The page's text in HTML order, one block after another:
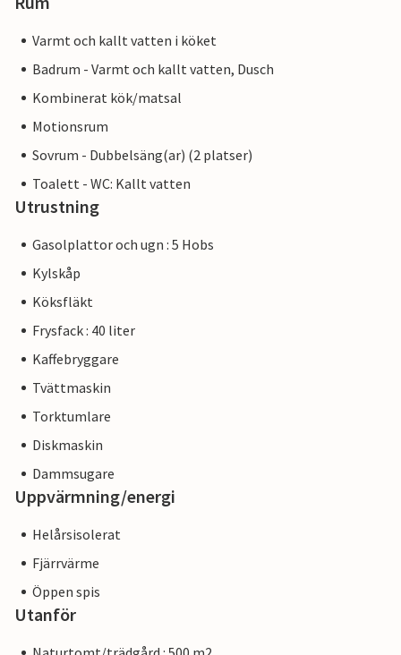
Varmt och kallt vatten i köket
Badrum - Varmt och kallt vatten, Dusch
Kombinerat kök/matsal
Motionsrum
Sovrum - Dubbelsäng(ar) (2 platser)
Toalett - WC: Kallt vatten
Utrustning
Gasolplattor och ugn : 5 Hobs
Kylskåp
Köksfläkt
Frysfack : 40 liter
Kaffebryggare
Tvättmaskin
Torktumlare
Diskmaskin
Dammsugare
Uppvärmning/energi
Helårsisolerat
Fjärrvärme
Öppen spis
Utanför